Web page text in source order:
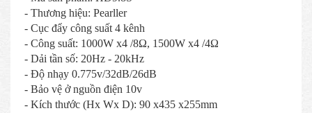
- Thương hiệu: Pearller
- Cục đẩy công suất 4 kênh
- Công suất: 1000W x4 /8Ω, 1500W x4 /4Ω
- Dải tần số: 20Hz - 20kHz
- Độ nhạy 0.775v/32dB/26dB
- Bảo vệ ở nguồn điện 10v
- Kích thước (Hx Wx D): 90 x435 x255mm